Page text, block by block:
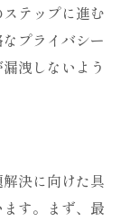
テップに進む
プライバシー
洩しないよう
決に向けた具
す。まず、最